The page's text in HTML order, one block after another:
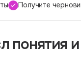
Получите
понятия